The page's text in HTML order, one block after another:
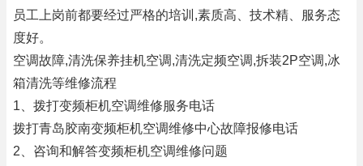
员工上岗前都要经过严格的培训,素质高、技术精、服务态
度好。
空调故障,清洗保养挂机空调,清洗定频空调,拆装2P空调,冰
箱清洗等维修流程
1、拨打变频柜机空调维修服务电话
拨打青岛胶南变频柜机空调维修中心故障报修电话
2、咨询和解答变频柜机空调维修问题